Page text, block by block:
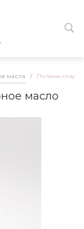
масла / Полынь
масло